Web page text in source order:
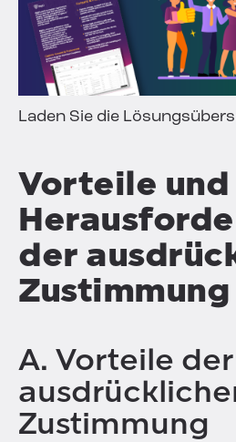
Laden Sie die
Vorteile und
der
Zustimmung
A. Vorteile der
Zustimmung